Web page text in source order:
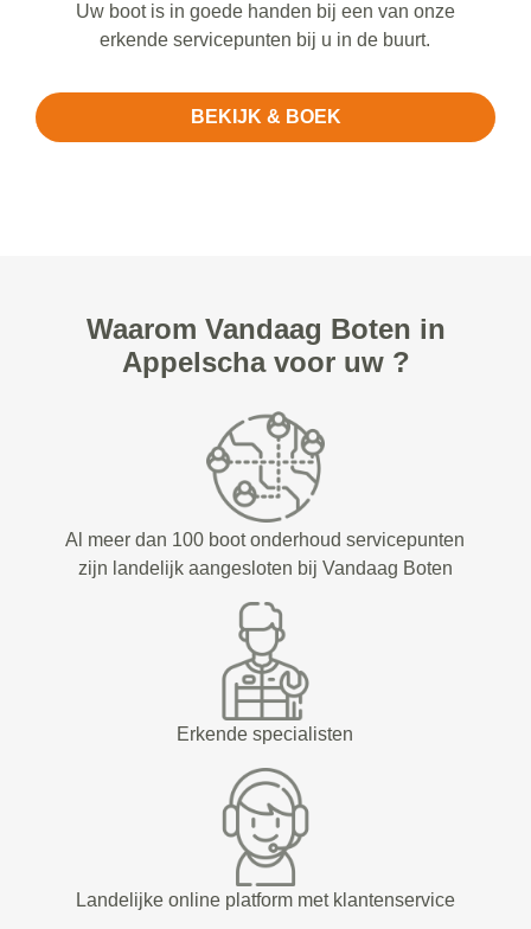
Uw boot is in goede handen bij een van onze
erkende servicepunten bij u in de buurt.
BEKIJK & BOEK
Waarom Vandaag Boten in
Appelscha voor uw ?
Al meer dan 100 boot onderhoud servicepunten
zijn landelijk aangesloten bij Vandaag Boten
Erkende specialisten
Landelijke online platform met klantenservice